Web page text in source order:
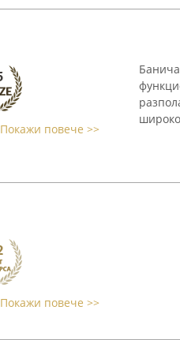
Покажи повече >>
Покажи повече >>